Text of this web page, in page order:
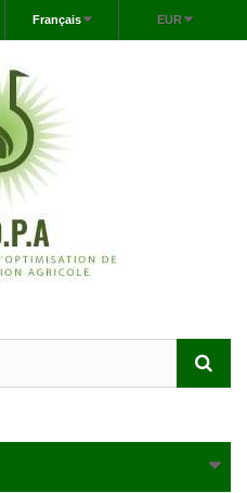
EUR
Français